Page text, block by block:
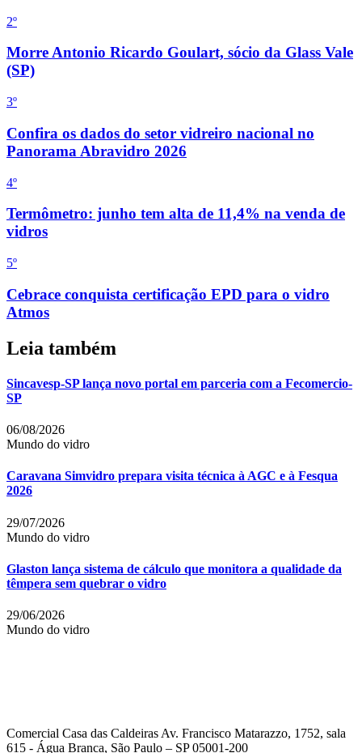
2º
Morre Antonio Ricardo Goulart, sócio da Glass Vale
(SP)
3º
Confira os dados do setor vidreiro nacional no
Panorama Abravidro 2026
4º
Termômetro: junho tem alta de 11,4% na venda de
vidros
5º
Cebrace conquista certificação EPD para o vidro
Atmos
Leia também
Sincavesp-SP lança novo portal em parceria com a Fecomercio-
SP
06/08/2026
Mundo do vidro
Caravana Simvidro prepara visita técnica à AGC e à Fesqua
2026
29/07/2026
Mundo do vidro
Glaston lança sistema de cálculo que monitora a qualidade da
têmpera sem quebrar o vidro
29/06/2026
Mundo do vidro
Comercial Casa das Caldeiras Av. Francisco Matarazzo, 1752, sala
615 - Água Branca, São Paulo – SP 05001-200